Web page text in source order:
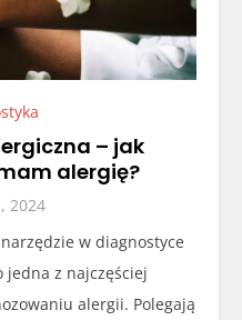
– jak
alergię?
2024
w diagnostyce
jedna z najczęściej
alergii. Polegają